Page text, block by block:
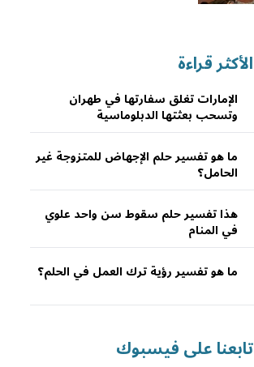
الأكثر قراءة
الإمارات تغلق سفارتها في طهران
وتسحب بعثتها الدبلوماسية
ما هو تفسير حلم الإجهاض للمتزوجة غير
الحامل؟
هذا تفسير حلم سقوط سن واحد علوي
في المنام
ما هو تفسير رؤية ترك العمل في الحلم؟
تابعنا على فيسبوك